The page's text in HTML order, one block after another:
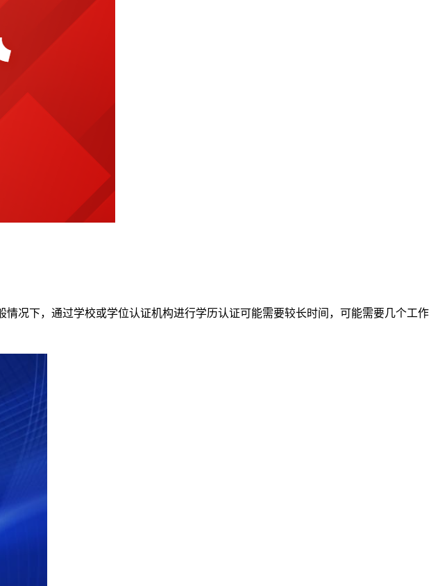
况下，通过学校或学位认证机构进行学历认证可能需要较长时间，可能需要几个工作